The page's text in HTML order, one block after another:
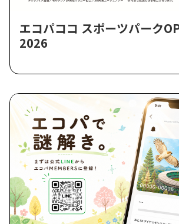
エコパココ スポーツパーク
2026